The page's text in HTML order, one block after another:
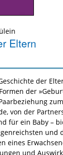
Eltern
der
der
von der
für ein Baby –
und
eines
und